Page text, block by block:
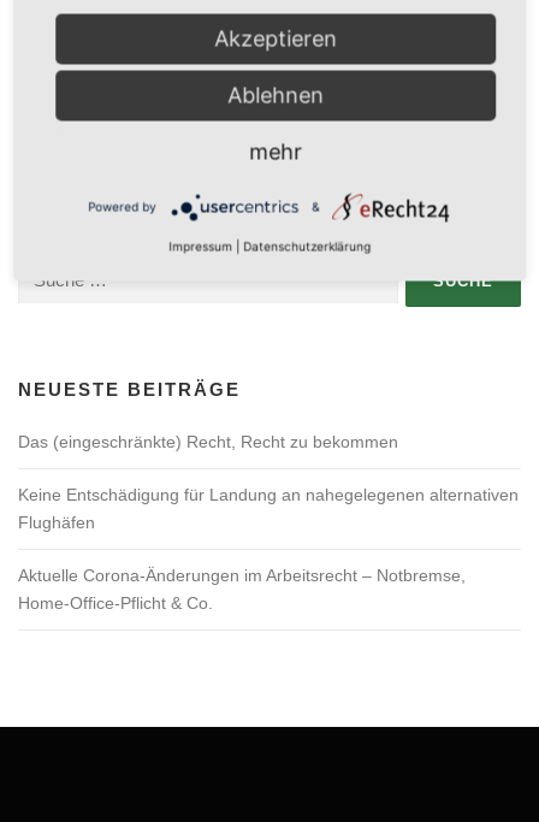
nach:
NEUESTE BEITRÄGE
Das (eingeschränkte) Recht, Recht zu bekommen
Keine Entschädigung für Landung an nahegelegenen alternativen
Flughäfen
Aktuelle Corona-Änderungen im Arbeitsrecht – Notbremse,
Home-Office-Pflicht & Co.
Akzeptieren
Ablehnen
mehr
Powered by &
Impressum Datenschutzerklärung